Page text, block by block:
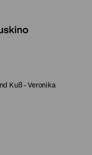
Kuß - Veronika